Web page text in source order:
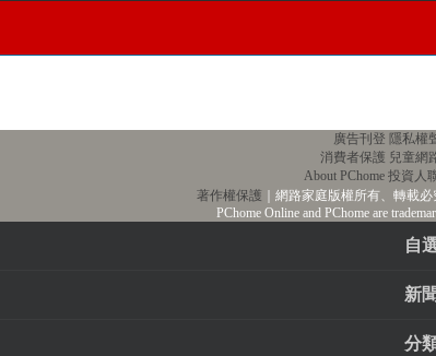
廣告刊登 隱私權
消費者保護 兒童網
About PChome 投資人
著作權保護 ｜網路家庭版權所有、轉載必
PChome Online and PChome are
自
新聞
分